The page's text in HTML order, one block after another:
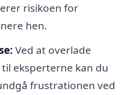
risikoen for
hen.
Ved at overlade
eksperterne kan du
frustrationen ved